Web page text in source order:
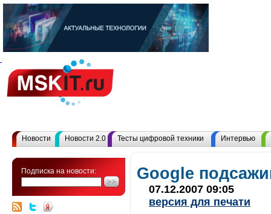
Новости Новости 2.0 Тесты цифровой техники Интервью
Подписка на новости: Google
07.12.2007 09:05
версия для печати